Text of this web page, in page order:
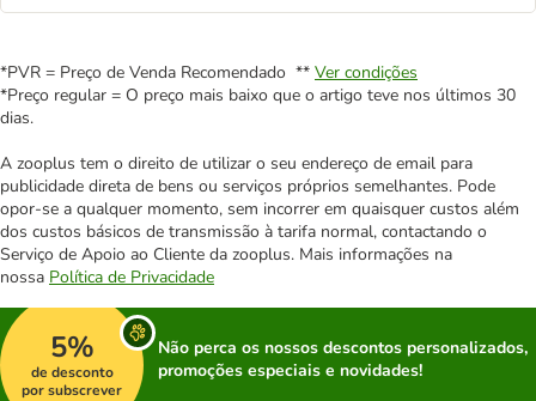
*PVR = Preço de Venda Recomendado ** Ver condições
*Preço regular = O preço mais baixo que o artigo teve nos últimos 30
dias.
A zooplus tem o direito de utilizar o seu endereço de email para
publicidade direta de bens ou serviços próprios semelhantes. Pode
opor-se a qualquer momento, sem incorrer em quaisquer custos além
dos custos básicos de transmissão à tarifa normal, contactando o
Serviço de Apoio ao Cliente da zooplus. Mais informações na
nossa Política de Privacidade
5%
de desconto
por subscrever
Não perca os nossos descontos personalizados,
promoções especiais e novidades!